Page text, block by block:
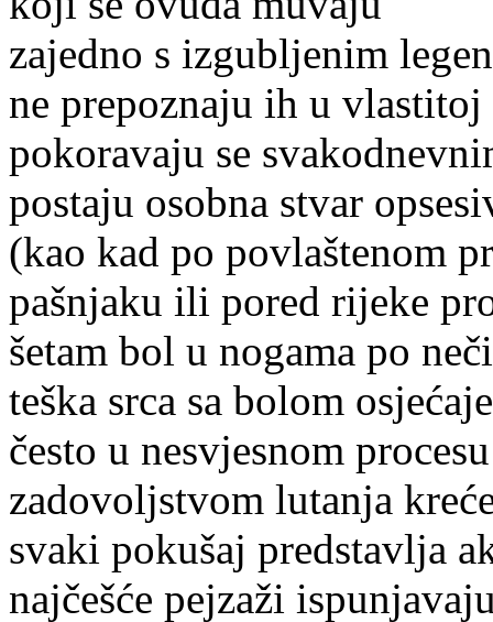
zajedno s izgubljenim
ne prepoznaju ih u
pokoravaju se
postaju osobna stvar
(kao kad po povlaštenom
pašnjaku ili pored rijeke
šetam bol u nogama po
teška srca sa bolom osjećaje
često u nesvjesnom
zadovoljstvom lutanja
svaki pokušaj predstavlja
najčešće pejzaži